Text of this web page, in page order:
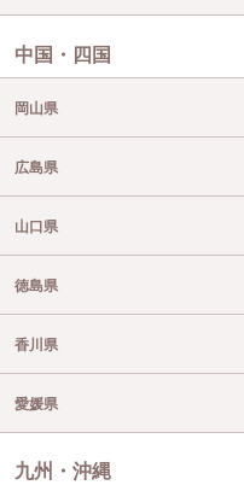
中国・四国
岡山県
広島県
山口県
徳島県
香川県
愛媛県
九州・沖縄